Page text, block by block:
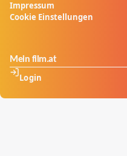
Impressum
Cookie Einstellungen
Mein film.at
Login